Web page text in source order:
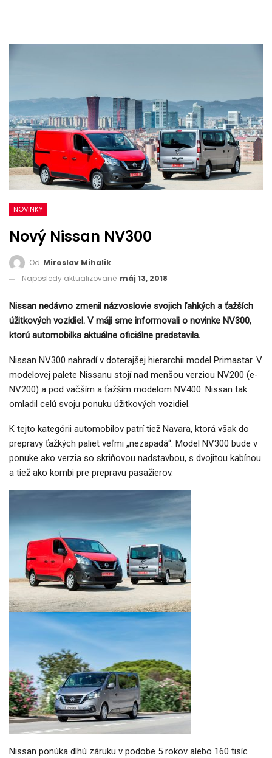
NOVINKY
Nový Nissan NV300
Od Miroslav Mihalik
Naposledy aktualizované máj 13, 2018
Nissan nedávno zmenil názvoslovie svojich ľahkých a ťažších
úžitkových vozidiel. V máji sme informovali o novinke NV300,
ktorú automobilka aktuálne oficiálne predstavila.
Nissan NV300 nahradí v doterajšej hierarchii model Primastar. V
modelovej palete Nissanu stojí nad menšou verziou NV200 (e-
NV200) a pod väčším a ťažším modelom NV400. Nissan tak
omladil celú svoju ponuku úžitkových vozidiel.
K tejto kategórii automobilov patrí tiež Navara, ktorá však do
prepravy ťažkých paliet veľmi „nezapadá“. Model NV300 bude v
ponuke ako verzia so skriňovou nadstavbou, s dvojitou kabínou
a tiež ako kombi pre prepravu pasažierov.
Nissan ponúka dlhú záruku v podobe 5 rokov alebo 160 tisíc